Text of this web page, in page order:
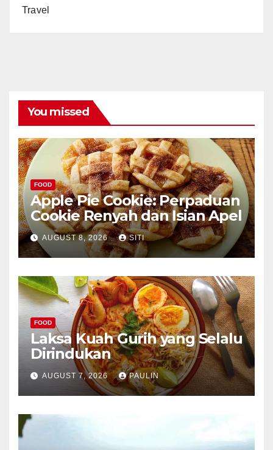
Travel
You missed
FOOD
Apple Pie Cookie: Perpaduan
Cookie Renyah dan Isian Apel
AUGUST 8, 2026 SITI
FOOD
Laksa Kuah Gurih yang Selalu
Dirindukan
AUGUST 7, 2026 PAULIN